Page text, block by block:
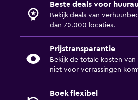
Beste deals voor
Bekijk deals van
dan 70.000 locaties.
Prijstransparantie
Bekijk de totale kosten
niet voor verrassingen
Boek flexibel